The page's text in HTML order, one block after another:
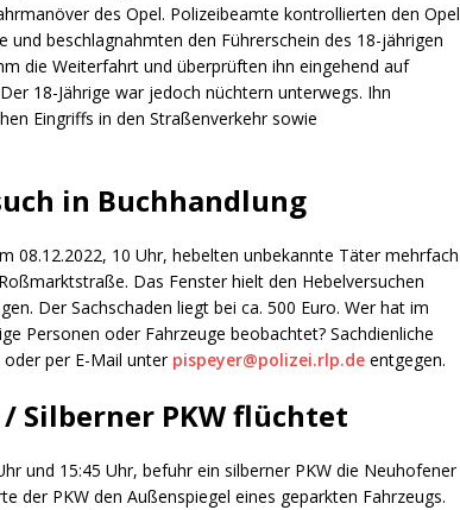
des Opel. Polizeibeamte kontrollierten den Opel
beschlagnahmten den Führerschein des 18-jährigen
die Weiterfahrt und überprüften ihn eingehend auf
18-Jährige war jedoch nüchtern unterwegs. Ihn
Eingriffs in den Straßenverkehr sowie
in Buchhandlung
08.12.2022, 10 Uhr, hebelten unbekannte Täter mehrfach
Das Fenster hielt den Hebelversuchen
Der Sachschaden liegt bei ca. 500 Euro. Wer hat im
Personen oder Fahrzeuge beobachtet? Sachdienliche
per E-Mail unter pispeyer@polizei.rlp.de entgegen.
Silberner PKW flüchtet
und 15:45 Uhr, befuhr ein silberner PKW die Neuhofener
der PKW den Außenspiegel eines geparkten Fahrzeugs.